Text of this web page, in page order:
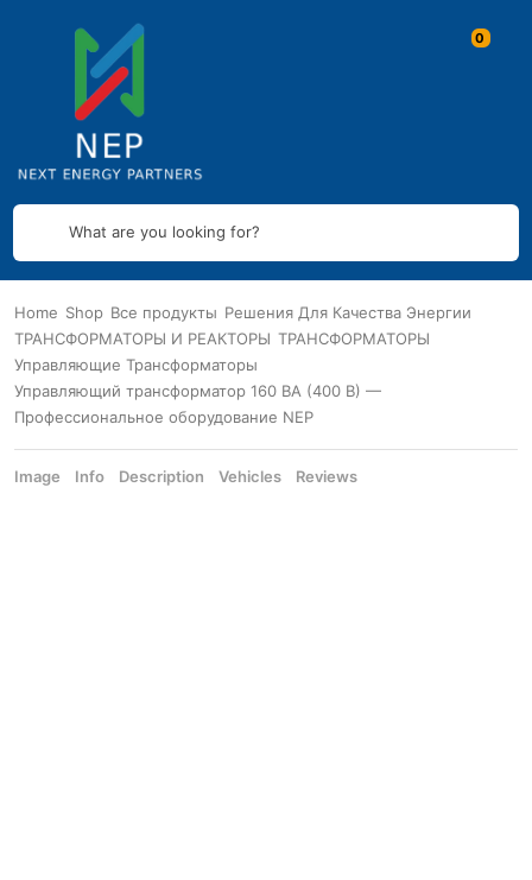
What are you looking for?
Home Shop Все продукты Решения Для Качества Энергии
ТРАНСФОРМАТОРЫ И РЕАКТОРЫ ТРАНСФОРМАТОРЫ
Управляющие Трансформаторы
Управляющий трансформатор 160 ВА (400 В) —
Профессиональное оборудование NEP
Image Info Description Vehicles Reviews